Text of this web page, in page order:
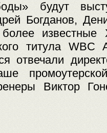
будут
Богданов,
титула
отвечали
Виктор